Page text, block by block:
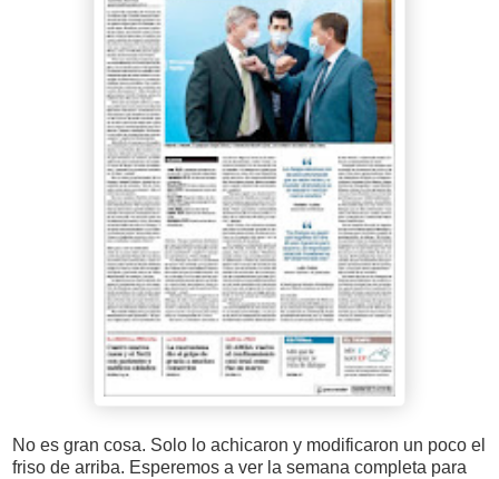
No es gran cosa. Solo lo achicaron y modificaron un poco el
friso de arriba. Esperemos a ver la semana completa para